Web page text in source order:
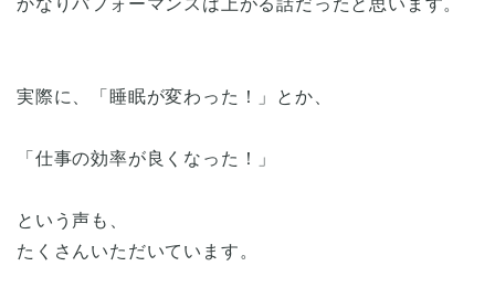
実際に、「睡眠が変わった！」とか、
「仕事の効率が良くなった！」
という声も、
たくさんいただいています。